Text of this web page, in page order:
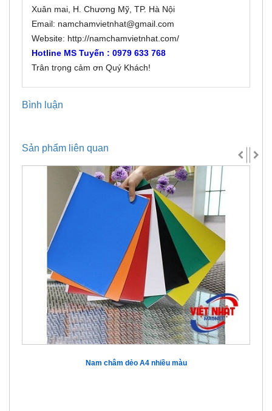
Xuân mai, H. Chương Mỹ, TP. Hà Nội
Email: namchamvietnhat@gmail.com
Website: http://namchamvietnhat.com/
Hotline MS Tuyến : 0979 633 768
Trân trọng cảm ơn Quý Khách!
Bình luận
Sản phẩm liên quan
Nam châm dẻo A4 nhiều màu